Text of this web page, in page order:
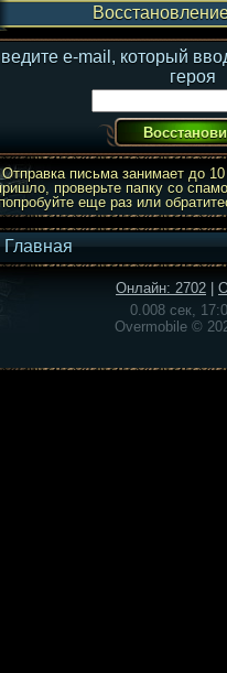
e-mail, который
героя
Отправка письма занимает до
проверьте папку со
еще раз или
Главная
Онлайн: 2702
0.008 сек,
Overmobile ©